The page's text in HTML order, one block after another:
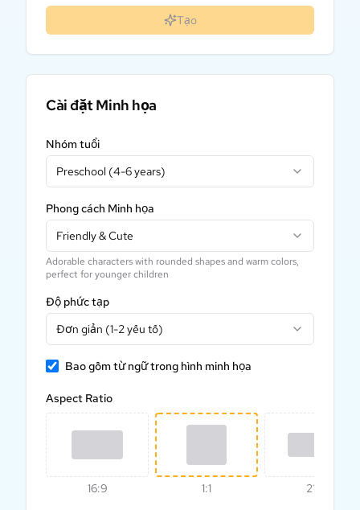
Tạo
Cài đặt Minh họa
Nhóm tuổi
Preschool (4-6 years)
Phong cách Minh họa
Friendly & Cute
Adorable characters with rounded shapes and warm colors,
perfect for younger children
Độ phức tạp
Đơn giản (1-2 yếu tố)
Bao gồm từ ngữ trong hình minh họa
Aspect Ratio
16:9 1:1 21:9